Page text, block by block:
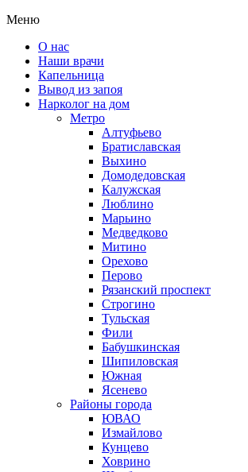
Меню
О нас
Наши врачи
Капельница
Вывод из запоя
Нарколог на дом
Метро
Алтуфьево
Братиславская
Выхино
Домодедовская
Калужская
Люблино
Марьино
Медведково
Митино
Орехово
Перово
Рязанский проспект
Строгино
Тульская
Фили
Бабушкинская
Шипиловская
Южная
Ясенево
Районы города
ЮВАО
Измайлово
Кунцево
Ховрино